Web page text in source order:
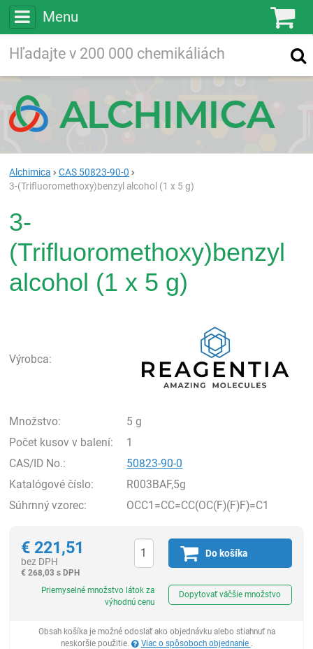
Menu
Vyhľadávanie
Alchimica
CAS 50823-90-0
3-(Trifluoromethoxy)benzyl alcohol (1 x 5 g)
3-
(Trifluoromethoxy)benzyl
alcohol (1 x 5 g)
Výrobca:
Množstvo:
5 g
Počet kusov v balení:
1
CAS/ID No.:
50823-90-0
Katalógové číslo:
R003BAF,5g
Súhrnný vzorec:
OCC1=CC=CC(OC(F)(F)F)=C1
€ 221,51
bez DPH
€ 268,03 s DPH
Do košíka
Priemyselné množstvo látok za
výhodnú cenu
Dopytovať väčšie množstvo
Obsah košíka je možné odoslať ako objednávku alebo stiahnuť na
neskoršie použitie.
Viac o spôsoboch objednanie .